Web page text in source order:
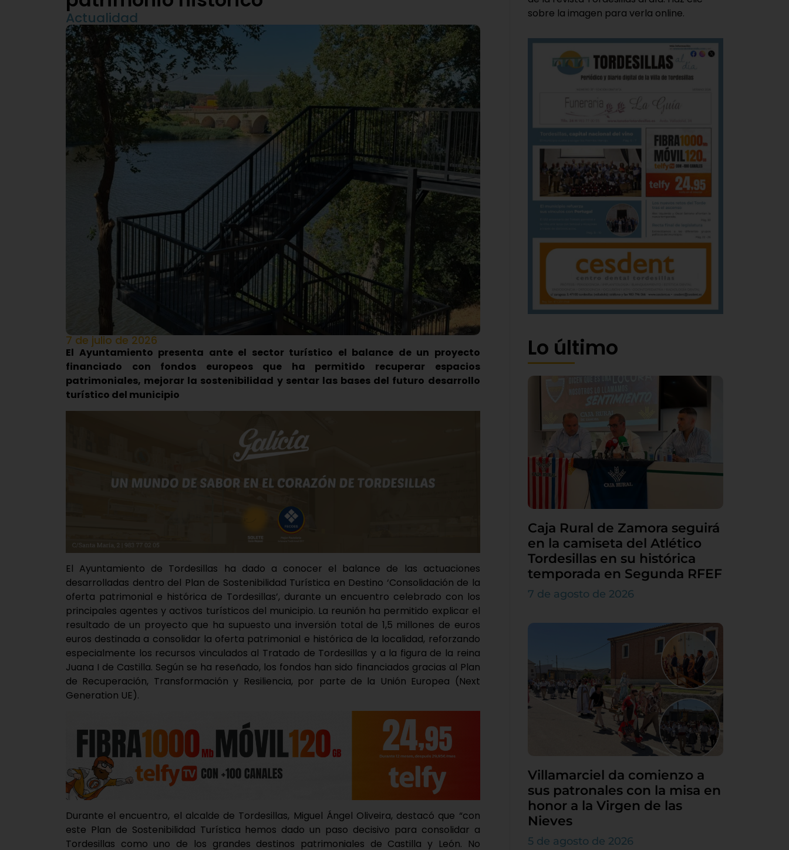
Actualidad
7 de julio de 2026
El Ayuntamiento presenta ante el sector turístico el balance de un proyecto
financiado con fondos europeos que ha permitido recuperar espacios
patrimoniales, mejorar la sostenibilidad y sentar las bases del futuro desarrollo
turístico del municipio
El Ayuntamiento de Tordesillas ha dado a conocer el balance de las actuaciones
desarrolladas dentro del Plan de Sostenibilidad Turística en Destino ‘Consolidación de la
oferta patrimonial e histórica de Tordesillas’, durante un encuentro celebrado con los
principales agentes y activos turísticos del municipio. La reunión ha permitido explicar el
resultado de un proyecto que ha supuesto una inversión total de 1,5 millones de euros
euros destinada a consolidar la oferta patrimonial e histórica de la localidad, reforzando
especialmente los recursos vinculados al Tratado de Tordesillas y a la figura de la reina
Juana I de Castilla. Según se ha reseñado, los fondos han sido financiados gracias al Plan
de Recuperación, Transformación y Resiliencia, por parte de la Unión Europea (Next
Generation UE).
Durante el encuentro, el alcalde de Tordesillas, Miguel Ángel Oliveira, destacó que “con
este Plan de Sostenibilidad Turística hemos dado un paso decisivo para consolidar a
Tordesillas como uno de los grandes destinos patrimoniales de Castilla y León. No
sobre la imagen para verla online.
Lo último
Caja Rural de Zamora seguirá
en la camiseta del Atlético
Tordesillas en su histórica
temporada en Segunda RFEF
7 de agosto de 2026
Villamarciel da comienzo a
sus patronales con la misa en
honor a la Virgen de las
Nieves
5 de agosto de 2026